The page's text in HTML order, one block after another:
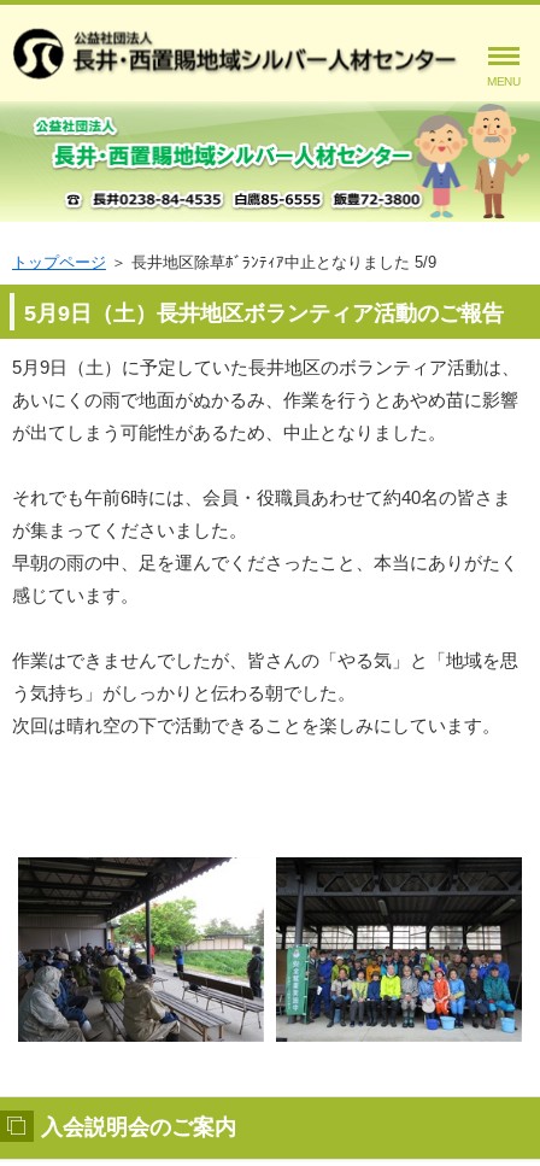
MENU
トップページ ＞ 長井地区除草ﾎﾞﾗﾝﾃｨｱ中止となりました 5/9
5月9日（土）長井地区ボランティア活動のご報告
5月9日（土）に予定していた長井地区のボランティア活動は、
あいにくの雨で地面がぬかるみ、作業を行うとあやめ苗に影響
が出てしまう可能性があるため、中止となりました。
それでも午前6時には、会員・役職員あわせて約40名の皆さま
が集まってくださいました。
早朝の雨の中、足を運んでくださったこと、本当にありがたく
感じています。
作業はできませんでしたが、皆さんの「やる気」と「地域を思
う気持ち」がしっかりと伝わる朝でした。
次回は晴れ空の下で活動できることを楽しみにしています。
入会説明会のご案内